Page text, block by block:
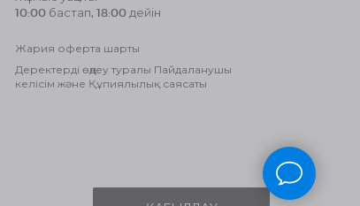
10:00 бастап, 18:00 дейін
Жария оферта шарты
Деректерді өңдеу туралы Пайдаланушы
келісім және Құпиялылық саясаты